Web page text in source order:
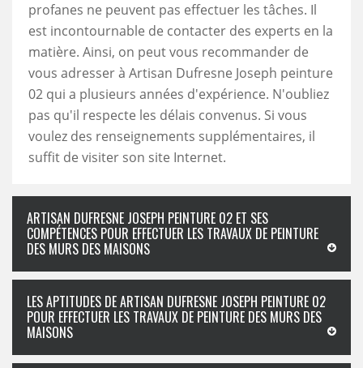
profanes ne peuvent pas effectuer les tâches. Il
est incontournable de contacter des experts en la
matière. Ainsi, on peut vous recommander de
vous adresser à Artisan Dufresne Joseph peinture
02 qui a plusieurs années d'expérience. N'oubliez
pas qu'il respecte les délais convenus. Si vous
voulez des renseignements supplémentaires, il
suffit de visiter son site Internet.
ARTISAN DUFRESNE JOSEPH PEINTURE 02 ET SES
COMPÉTENCES POUR EFFECTUER LES TRAVAUX DE PEINTURE
DES MURS DES MAISONS
LES APTITUDES DE ARTISAN DUFRESNE JOSEPH PEINTURE 02
POUR EFFECTUER LES TRAVAUX DE PEINTURE DES MURS DES
MAISONS